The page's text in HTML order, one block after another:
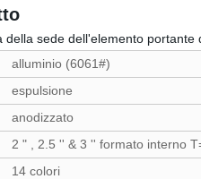
della sede dell'elemento
alluminio (6061#)
espulsione
anodizzato
2 " , 2.5 '' & 3 '' formato interno
14 colori